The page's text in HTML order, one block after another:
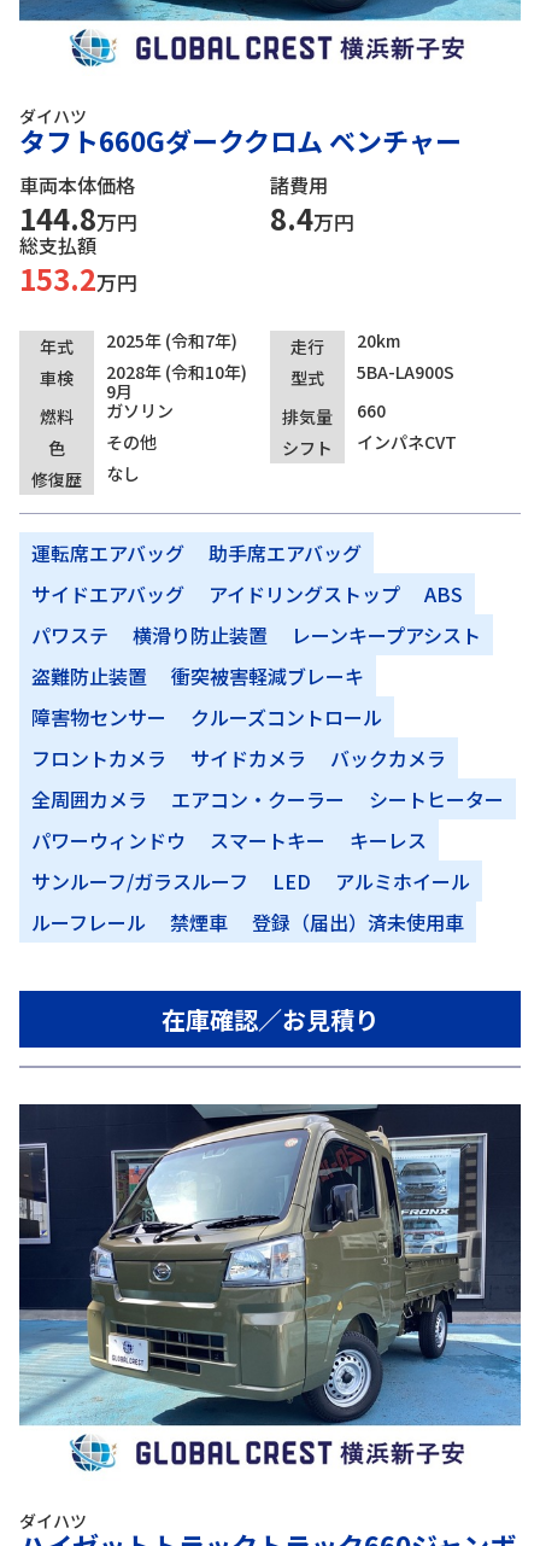
ダイハツ
タフト660Gダーククロム ベンチャー
車両本体価格
144.8万円
諸費用
8.4万円
総支払額
153.2万円
年式 2025年 (令和7年) 走行
20km
車検
2028年 (令和10年)
9月
型式
5BA-LA900S
燃料
ガソリン 排気量
660
色
その他 シフト
インパネCVT
修復歴
なし
運転席エアバッグ
助手席エアバッグ
サイドエアバッグ
アイドリングストップ
ABS
パワステ
横滑り防止装置
レーンキープアシスト
盗難防止装置
衝突被害軽減ブレーキ
障害物センサー
クルーズコントロール
フロントカメラ
サイドカメラ
バックカメラ
全周囲カメラ
エアコン・クーラー
シートヒーター
パワーウィンドウ
スマートキー
キーレス
サンルーフ/ガラスルーフ
LED
アルミホイール
ルーフレール
禁煙車 登録（届出）済未使用車
在庫確認／お見積り
ダイハツ